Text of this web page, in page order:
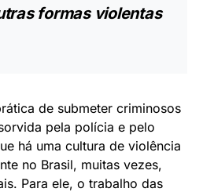
formas violentas
de submeter criminosos
pela polícia e pelo
há uma cultura de violência
no Brasil, muitas vezes,
Para ele, o trabalho das